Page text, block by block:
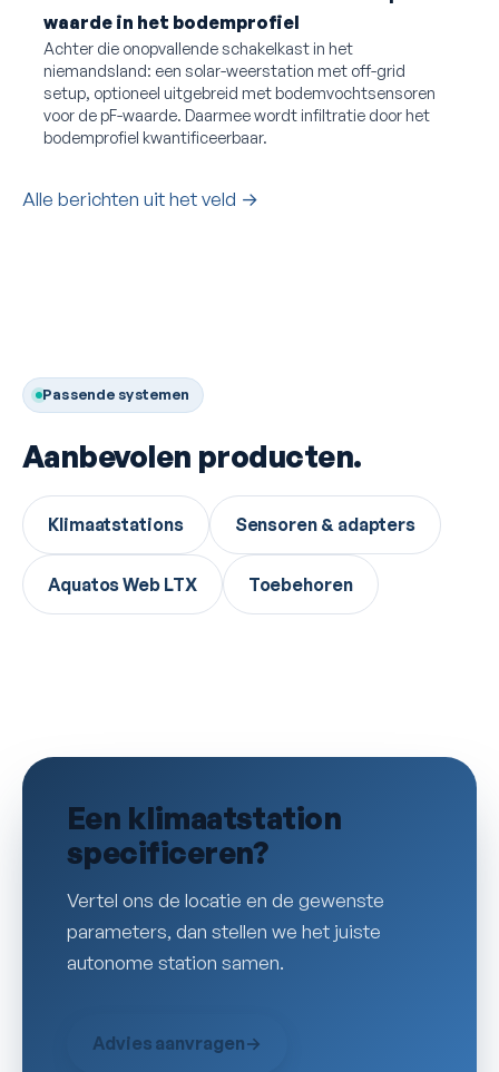
waarde in het bodemprofiel
Achter die onopvallende schakelkast in het
niemandsland: een solar-weerstation met off-grid
setup, optioneel uitgebreid met bodemvochtsensoren
voor de pF-waarde. Daarmee wordt infiltratie door het
bodemprofiel kwantificeerbaar.
Alle berichten uit het veld →
Passende systemen
Aanbevolen producten.
Klimaatstations Sensoren & adapters
Aquatos Web LTX Toebehoren
Een klimaatstation
specificeren?
Vertel ons de locatie en de gewenste
parameters, dan stellen we het juiste
autonome station samen.
Advies aanvragen→